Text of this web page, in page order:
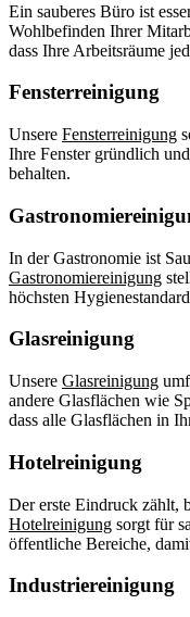
Ein sauberes Büro ist
Wohlbefinden Ihrer
dass Ihre Arbeitsräume
Fensterreinigung
Unsere Fensterreinigung
Ihre Fenster gründlich
behalten.
In der Gastronomie ist
Gastronomiereinigung
höchsten
Glasreinigung
Unsere Glasreinigung
andere Glasflächen wie
dass alle Glasflächen in
Hotelreinigung
Der erste Eindruck zählt,
Hotelreinigung sorgt für
öffentliche Bereiche,
Industriereinigung